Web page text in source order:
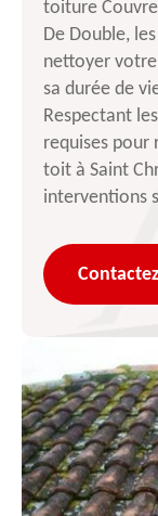
toiture
De Double,
nettoyer
sa durée de
Respectant
requises pour
toit à Saint
interventions